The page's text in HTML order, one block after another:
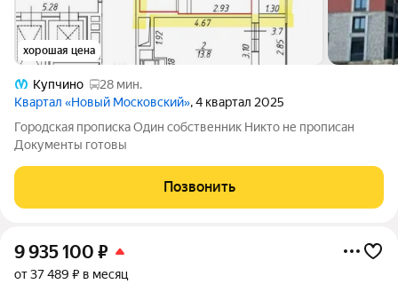
хорошая цена
Купчино
28 мин.
Квартал «Новый Московский», 4 квартал 2025
Городская прописка Один собственник Никто не прописан
Документы готовы
Позвонить
9 935 100 ₽
от 37 489 ₽ в месяц